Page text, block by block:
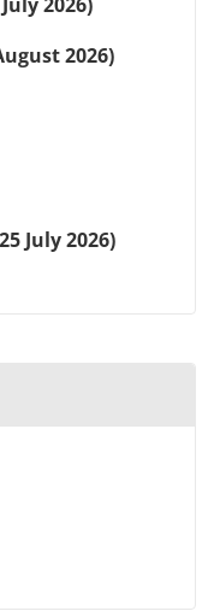
2026)
July 2026)